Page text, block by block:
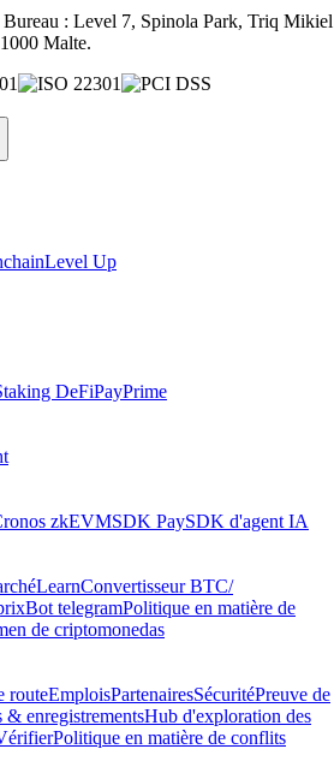
Bureau : Level 7, Spinola Park, Triq Mikiel
Malte.
Level Up
DeFiPayPrime
zkEVMSDK PaySDK d'agent IA
LearnConvertisseur BTC/
Bot telegramPolitique en matière de
de criptomonedas
routeEmploisPartenairesSécuritéPreuve de
& enregistrementsHub d'exploration des
Politique en matière de conflits